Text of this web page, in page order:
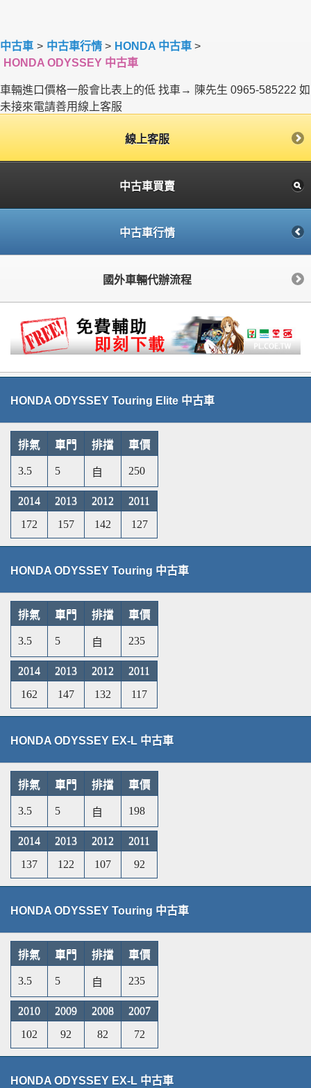
中古車 > 中古車行情 > HONDA 中古車 >
HONDA ODYSSEY 中古車
車輛進口價格一般會比表上的低 找車→ 陳先生 0965-585222 如
未接來電請善用線上客服
線上客服
中古車買賣
中古車行情
國外車輛代辦流程
HONDA ODYSSEY Touring Elite 中古車
排氣 車門 排擋 車價
3.5 5 自 250
2014 2013 2012
2011
172
157 142 127
HONDA ODYSSEY Touring 中古車
排氣 車門 排擋 車價
3.5 5 自 235
2014 2013 2012
2011
162
147 132 117
HONDA ODYSSEY EX-L 中古車
排氣 車門 排擋 車價
3.5 5 自 198
2014 2013 2012
2011
137
122 107 92
HONDA ODYSSEY Touring 中古車
排氣 車門 排擋 車價
3.5 5 自 235
2010 2009 2008
2007
102
92 82 72
HONDA ODYSSEY EX-L 中古車